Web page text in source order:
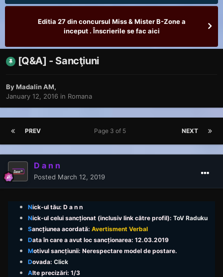
Editia 27 din concursul Miss & Mister B-Zone a
inceput . Înscrierile se fac aici
[Q&A] - Sancţiuni
ByMadalin AM,
January 12, 2016 in Romana
PREV NEXT
Page 3 of 5
D a n n
Posted March 12, 2019
Nick-ul tău: D a n n
Nick-ul celui sancționat (inclusiv link către profil): ToV Raduku
Sancțiunea acordată: Avertisment Verbal
Data în care a avut loc sancționarea: 12.03.2019
Motivul sancțiunii: Nerespectare model de postare.
Dovada: Click
Alte precizări: 1/3